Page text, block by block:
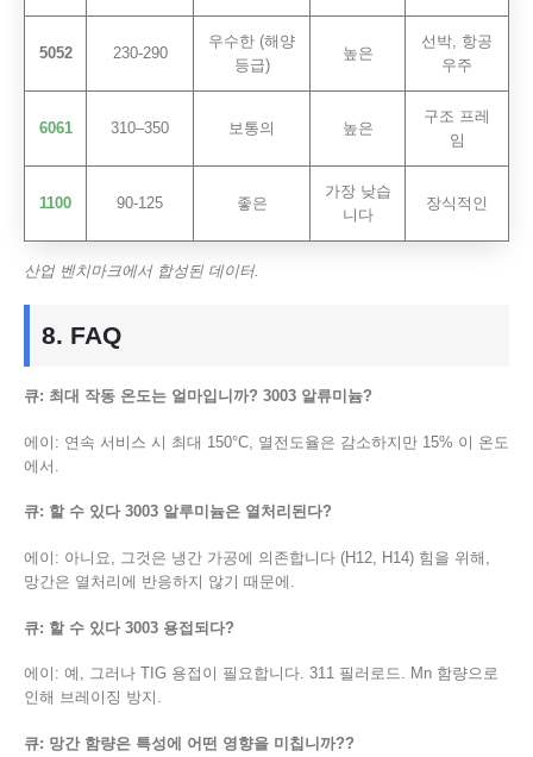
5052 230-290
우수한 (해양
등급)
높은
선박, 항공
우주
6061 310–350 보통의 높은
구조 프레
임
1100 90-125 좋은
가장 낮습
니다
장식적인
산업 벤치마크에서 합성된 데이터.
8. FAQ
큐: 최대 작동 온도는 얼마입니까? 3003 알류미늄?
에이: 연속 서비스 시 최대 150°C, 열전도율은 감소하지만 15% 이 온도
에서.
큐: 할 수 있다 3003 알루미늄은 열처리된다?
에이: 아니요, 그것은 냉간 가공에 의존합니다 (H12, H14) 힘을 위해,
망간은 열처리에 반응하지 않기 때문에.
큐: 할 수 있다 3003 용접되다?
에이: 예, 그러나 TIG 용접이 필요합니다. 311 필러로드. Mn 함량으로
인해 브레이징 방지.
큐: 망간 함량은 특성에 어떤 영향을 미칩니까??